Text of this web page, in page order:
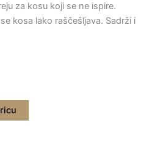
za kosu koji se ne ispire.
kosa lako raščešljava. Sadrži i